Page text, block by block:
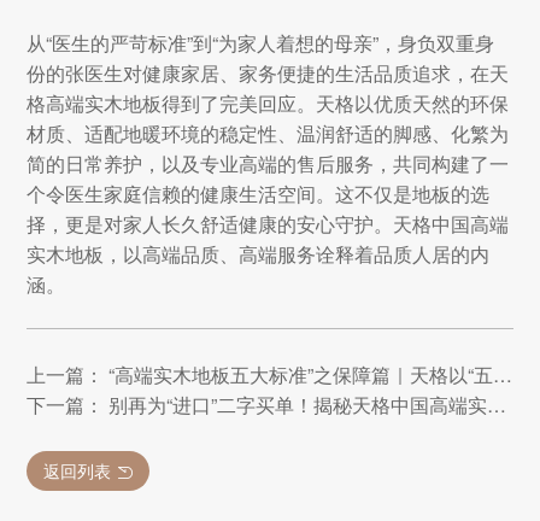
从“医生的严苛标准”到“为家人着想的母亲”，身负双重身
份的张医生对健康家居、家务便捷的生活品质追求，在天
格高端实木地板得到了完美回应。天格以优质天然的环保
材质、适配地暖环境的稳定性、温润舒适的脚感、化繁为
简的日常养护，以及专业高端的售后服务，共同构建了一
个令医生家庭信赖的健康生活空间。这不仅是地板的选
择，更是对家人长久舒适健康的安心守护。天格中国高端
实木地板，以高端品质、高端服务诠释着品质人居的内
涵。
上一篇： “高端实木地板五大标准”之保障篇｜天格以“五大承诺”实现从地板交付到价值守护的升维革命
下一篇： 别再为“进口”二字买单！揭秘天格中国高端实木地板如何用品质与服务实现价值超越
返回列表